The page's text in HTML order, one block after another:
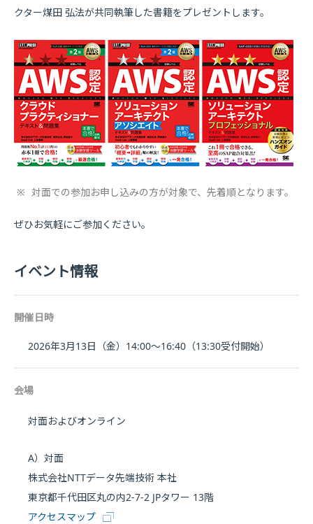
クター煤田 弘法が共同執筆した書籍をプレゼントします。
※ 対面での参加お申し込みの方が対象で、先着順となります。
ぜひお気軽にご参加ください。
イベント情報
開催日時
2026年3月13日（金）14:00～16:40（13:30受付開始）
会場
対面およびオンライン
A）対面
株式会社NTTデータ先端技術 本社
東京都千代田区丸の内2-7-2 JPタワー 13階
アクセスマップ